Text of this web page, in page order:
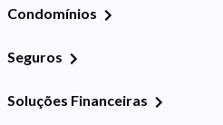
Condomínios
Seguros
Soluções Financeiras